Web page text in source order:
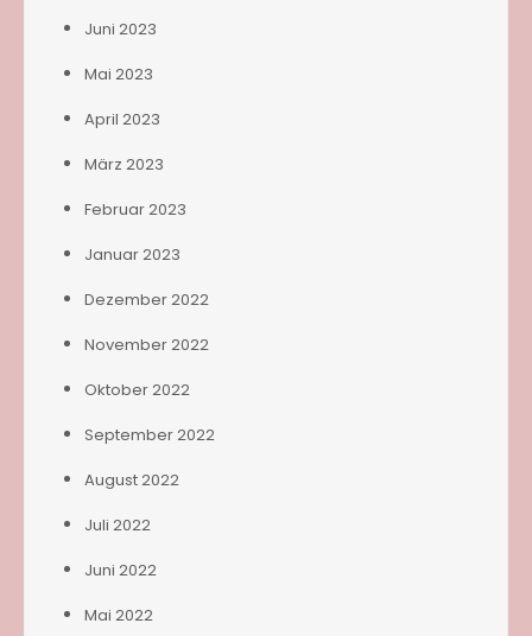
Juni 2023
Mai 2023
April 2023
März 2023
Februar 2023
Januar 2023
Dezember 2022
November 2022
Oktober 2022
September 2022
August 2022
Juli 2022
Juni 2022
Mai 2022